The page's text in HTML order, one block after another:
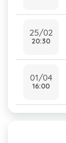
25/02
20:30
01/04
16:00